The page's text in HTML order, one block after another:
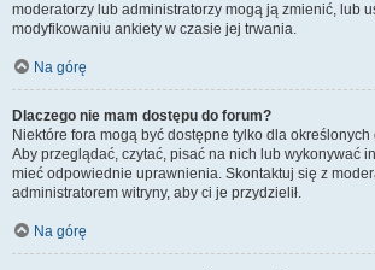
moderatorzy lub administratorzy mogą ją zmienić, lub
modyfikowaniu ankiety w czasie jej trwania.
Na górę
Dlaczego nie mam dostępu do forum?
Niektóre fora mogą być dostępne tylko dla
Aby przeglądać, czytać, pisać na nich lub wykonywać
mieć odpowiednie uprawnienia. Skontaktuj się z
administratorem witryny, aby ci je przydzielił.
Na górę